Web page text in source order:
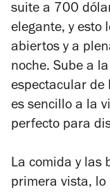
suite a 700
elegante, y esto
abiertos y a
noche. Sube a
espectacular de
es sencillo a la
perfecto para
La comida y las
primera vista, lo